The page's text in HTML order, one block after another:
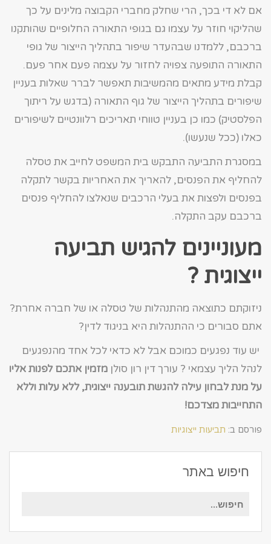
אם לא די בכך, הרי שחלק מחברי הקבוצה מלינים על כך
שהליקוי חוזר על עצמו גם בגופי התאורה החלופיים שהותקנו
ברכבם, ללמדנו שבהעדר שיפור בתהליך הייצור של גופי
התאורה התופעה צפויה לחזור על עצמה פעם אחר פעם.
קבלת מידע מתאים מהמשיבות תאפשר לברר שאלות בעניין
שיפורים בתהליך הייצור של גוף התאורה (בדגש על ריתוך
הפלסטיק) כמו כן בעניין טווחי תאריכים רלוונטיים לשיפורים
כאלו (ככל שנעשו).
במסגרת התביעה התבקש בית המשפט לחייב את טסלה
להחליף את הפנסים, להאריך את האחריות בקשר לתקלה
בפנסים ולפצות את בעלי הרכבים שנאלצו להחליף פנסים
ברכבם עקב התקלה.
מעוניינים להגיש תביעה
ייצוגית ?
ניזוקתם כתוצאה מהתנהלות של טסלה או של חברה אחרת?
אתם סבורים כי ההתנהלות היא בניגוד לדין?
יש עוד נפגעים כמוכם אבל לא כדאי לכל אחד מהנפגעים
לנהל הליך עצמאי ? עורך דין רון סולן מזמין אתכם לפנות אליו
על מנת לבחון עילה להגשת תובענה ייצוגית, ללא עלות וללא
התחייבות מצדכם!
פורסם ב: תביעות ייצוגיות
חיפוש באתר
חיפוש